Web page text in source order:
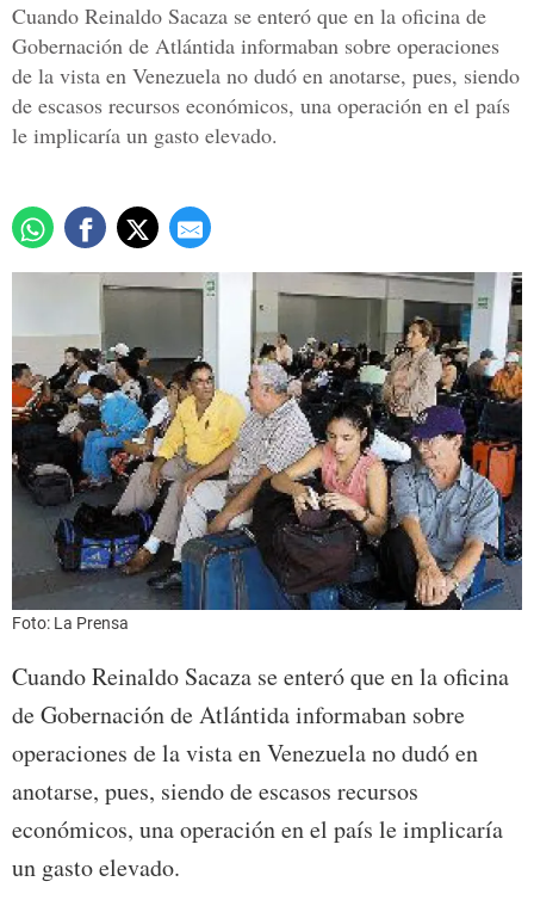
Cuando Reinaldo Sacaza se enteró que en la oficina de
Gobernación de Atlántida informaban sobre operaciones
de la vista en Venezuela no dudó en anotarse, pues, siendo
de escasos recursos económicos, una operación en el país
le implicaría un gasto elevado.
Foto: La Prensa
Cuando Reinaldo Sacaza se enteró que en la oficina
de Gobernación de Atlántida informaban sobre
operaciones de la vista en Venezuela no dudó en
anotarse, pues, siendo de escasos recursos
económicos, una operación en el país le implicaría
un gasto elevado.